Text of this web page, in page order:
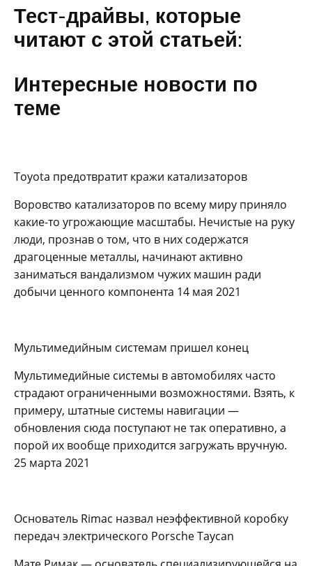
Тест-драйвы, которые
читают с этой статьей:
Интересные новости по
теме
Toyota предотвратит кражи катализаторов
Воровство катализаторов по всему миру приняло
какие-то угрожающие масштабы. Нечистые на руку
люди, прознав о том, что в них содержатся
драгоценные металлы, начинают активно
заниматься вандализмом чужих машин ради
добычи ценного компонента 14 мая 2021
Мультимедийным системам пришел конец
Мультимедийные системы в автомобилях часто
страдают ограниченными возможностями. Взять, к
примеру, штатные системы навигации —
обновления сюда поступают не так оперативно, а
порой их вообще приходится загружать вручную.
25 марта 2021
Основатель Rimac назвал неэффективной коробку
передач электрического Porsche Taycan